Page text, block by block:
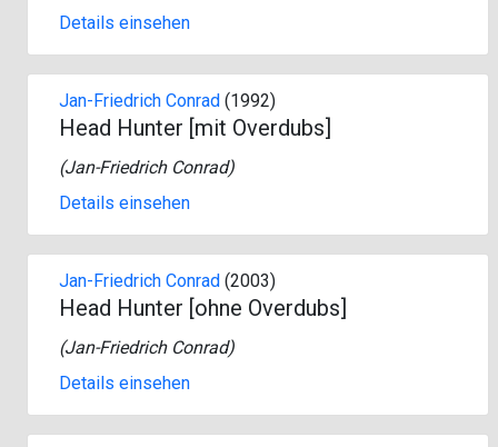
Details einsehen
Jan-Friedrich Conrad (1992)
Head Hunter [mit Overdubs]
(Jan-Friedrich Conrad)
Details einsehen
Jan-Friedrich Conrad (2003)
Head Hunter [ohne Overdubs]
(Jan-Friedrich Conrad)
Details einsehen